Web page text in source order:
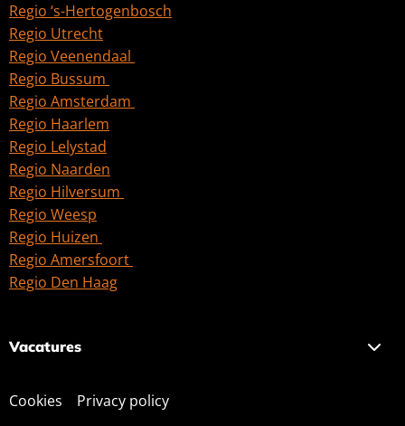
Regio ‘s-Hertogenbosch
Regio Utrecht
Regio Veenendaal
Regio Bussum
Regio Amsterdam
Regio Haarlem
Regio Lelystad
Regio Naarden
Regio Hilversum
Regio Weesp
Regio Huizen
Regio Amersfoort
Regio Den Haag
Vacatures
Cookies Privacy policy